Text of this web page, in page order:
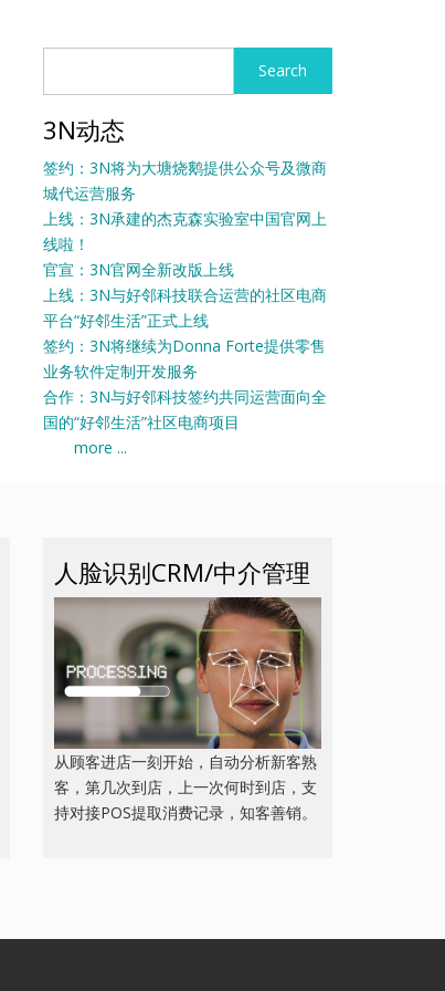
3N动态
签约：3N将为大塘烧鹅提供公众号及微商
城代运营服务
上线：3N承建的杰克森实验室中国官网上
线啦！
官宣：3N官网全新改版上线
上线：3N与好邻科技联合运营的社区电商
平台“好邻生活”正式上线
签约：3N将继续为Donna Forte提供零售
业务软件定制开发服务
合作：3N与好邻科技签约共同运营面向全
国的“好邻生活”社区电商项目
more ...
人脸识别CRM/中介管理
从顾客进店一刻开始，自动分析新客熟
客，第几次到店，上一次何时到店，支
持对接POS提取消费记录，知客善销。